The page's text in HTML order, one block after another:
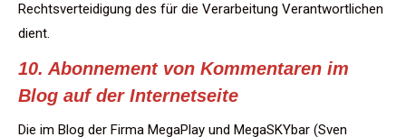
Rechtsverteidigung des für die Verarbeitung Verantwortlichen
dient.
10. Abonnement von Kommentaren im
Blog auf der Internetseite
Die im Blog der Firma MegaPlay und MegaSKYbar (Sven